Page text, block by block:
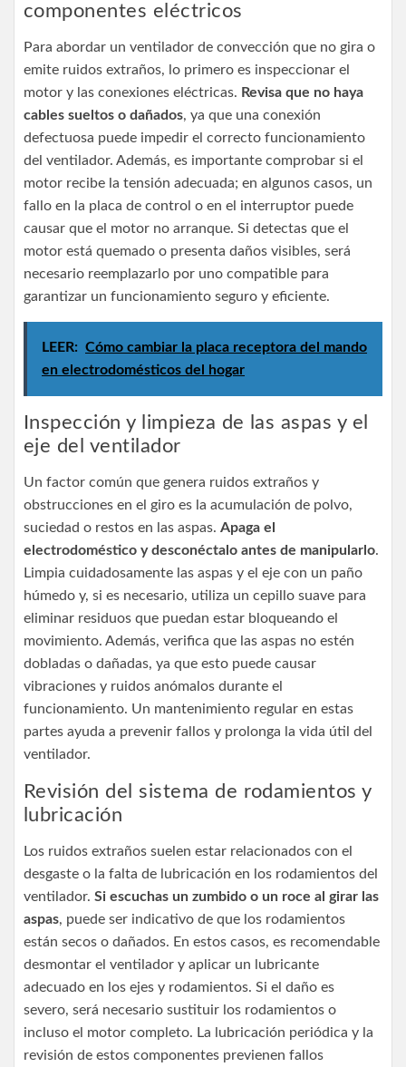
componentes eléctricos
Para abordar un ventilador de convección que no gira o
emite ruidos extraños, lo primero es inspeccionar el
motor y las conexiones eléctricas. Revisa que no haya
cables sueltos o dañados, ya que una conexión
defectuosa puede impedir el correcto funcionamiento
del ventilador. Además, es importante comprobar si el
motor recibe la tensión adecuada; en algunos casos, un
fallo en la placa de control o en el interruptor puede
causar que el motor no arranque. Si detectas que el
motor está quemado o presenta daños visibles, será
necesario reemplazarlo por uno compatible para
garantizar un funcionamiento seguro y eficiente.
LEER: Cómo cambiar la placa receptora del mando
en electrodomésticos del hogar
Inspección y limpieza de las aspas y el
eje del ventilador
Un factor común que genera ruidos extraños y
obstrucciones en el giro es la acumulación de polvo,
suciedad o restos en las aspas. Apaga el
electrodoméstico y desconéctalo antes de manipularlo.
Limpia cuidadosamente las aspas y el eje con un paño
húmedo y, si es necesario, utiliza un cepillo suave para
eliminar residuos que puedan estar bloqueando el
movimiento. Además, verifica que las aspas no estén
dobladas o dañadas, ya que esto puede causar
vibraciones y ruidos anómalos durante el
funcionamiento. Un mantenimiento regular en estas
partes ayuda a prevenir fallos y prolonga la vida útil del
ventilador.
Revisión del sistema de rodamientos y
lubricación
Los ruidos extraños suelen estar relacionados con el
desgaste o la falta de lubricación en los rodamientos del
ventilador. Si escuchas un zumbido o un roce al girar las
aspas, puede ser indicativo de que los rodamientos
están secos o dañados. En estos casos, es recomendable
desmontar el ventilador y aplicar un lubricante
adecuado en los ejes y rodamientos. Si el daño es
severo, será necesario sustituir los rodamientos o
incluso el motor completo. La lubricación periódica y la
revisión de estos componentes previenen fallos